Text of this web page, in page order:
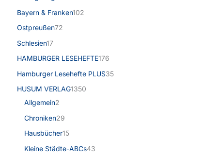
Bayern & Franken102
Ostpreußen72
Schlesien17
HAMBURGER LESEHEFTE176
Hamburger Lesehefte PLUS35
HUSUM VERLAG1350
Allgemein2
Chroniken29
Hausbücher15
Kleine Städte-ABCs43